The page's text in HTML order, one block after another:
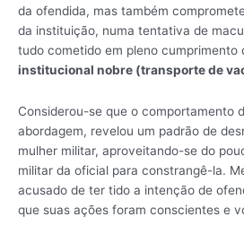
da ofendida, mas também
da instituição, numa tentativa de
tudo cometido em pleno cumprimento
institucional nobre (transporte de
Considerou-se que o comportamento
abordagem, revelou um padrão de
mulher militar, aproveitando-se do
militar da oficial para constrangê-la.
acusado de ter tido a intenção de
que suas ações foram conscientes e